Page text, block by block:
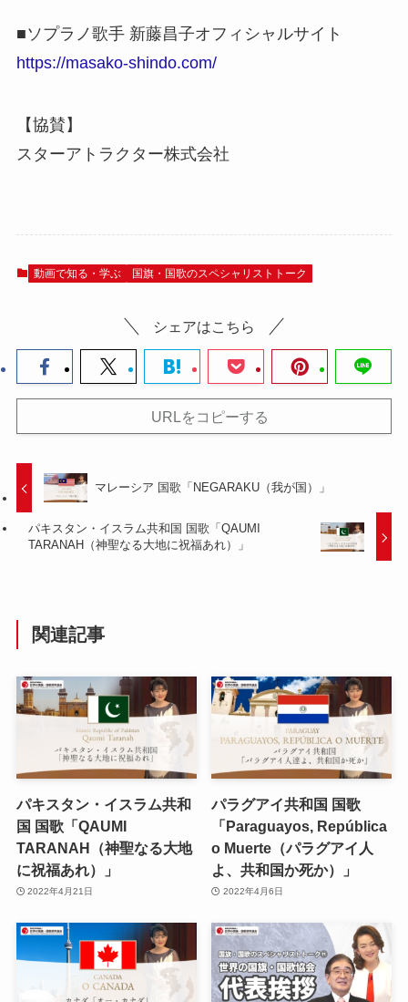
■ソプラノ歌手 新藤昌子オフィシャルサイト
https://masako-shindo.com/
【協賛】
スターアトラクター株式会社
動画で知る・学ぶ 国旗・国歌のスペシャリストトーク
シェアはこちら
URLをコピーする
マレーシア 国歌「NEGARAKU（我が国）」
パキスタン・イスラム共和国 国歌「QAUMI
TARANAH（神聖なる大地に祝福あれ）」
関連記事
パキスタン・イスラム共和
国 国歌「QAUMI
TARANAH（神聖なる大地
に祝福あれ）」
2022年4月21日
パラグアイ共和国 国歌
「Paraguayos, República
o Muerte（パラグアイ人
よ、共和国か死か）」
2022年4月6日